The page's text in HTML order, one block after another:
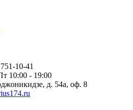
10-41
10:00 - 19:00
д. 54а, оф. 8